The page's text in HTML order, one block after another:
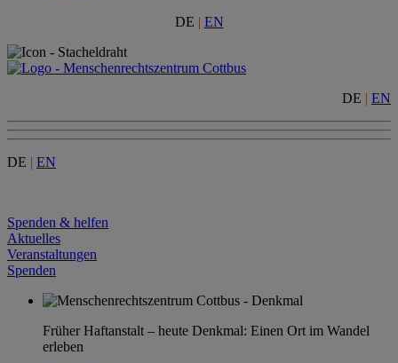
DE | EN
DE | EN
DE | EN
Spenden & helfen
Aktuelles
Veranstaltungen
Spenden
Früher Haftanstalt – heute Denkmal: Einen Ort im Wandel
erleben